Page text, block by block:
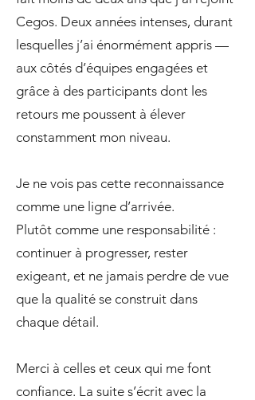
Cegos. Deux années intenses, durant
lesquelles j’ai énormément appris —
aux côtés d’équipes engagées et
grâce à des participants dont les
retours me poussent à élever
constamment mon niveau.
Je ne vois pas cette reconnaissance
comme une ligne d’arrivée.
Plutôt comme une responsabilité :
continuer à progresser, rester
exigeant, et ne jamais perdre de vue
que la qualité se construit dans
chaque détail.
Merci à celles et ceux qui me font
confiance. La suite s’écrit avec la